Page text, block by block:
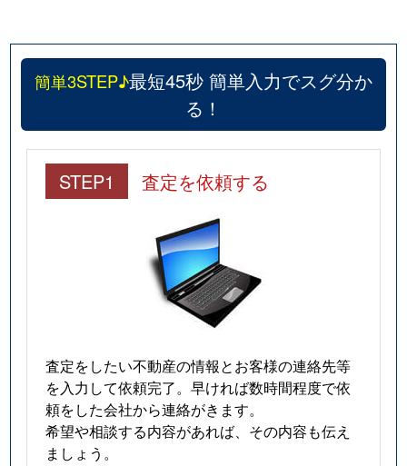
簡単3STEP♪最短45秒 簡単入力でスグ分か
る！
STEP1 査定を依頼する
査定をしたい不動産の情報とお客様の連絡先等
を入力して依頼完了。早ければ数時間程度で依
頼をした会社から連絡がきます。
希望や相談する内容があれば、その内容も伝え
ましょう。